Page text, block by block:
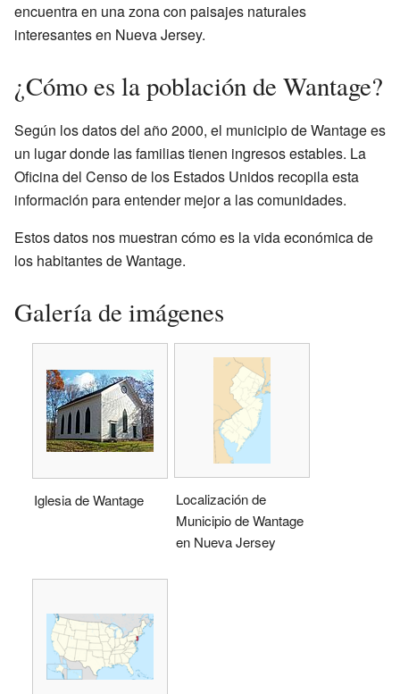
encuentra en una zona con paisajes naturales
interesantes en Nueva Jersey.
¿Cómo es la población de Wantage?
Según los datos del año 2000, el municipio de Wantage es
un lugar donde las familias tienen ingresos estables. La
Oficina del Censo de los Estados Unidos recopila esta
información para entender mejor a las comunidades.
Estos datos nos muestran cómo es la vida económica de
los habitantes de Wantage.
Galería de imágenes
Iglesia de Wantage
Localización de
Municipio de Wantage
en Nueva Jersey